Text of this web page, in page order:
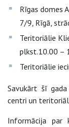
Rīgas domes
7/9, Rīgā,
Teritoriālie
plkst.10.00 –
Teritoriālie
Savukārt šī
centri un
Informācija par